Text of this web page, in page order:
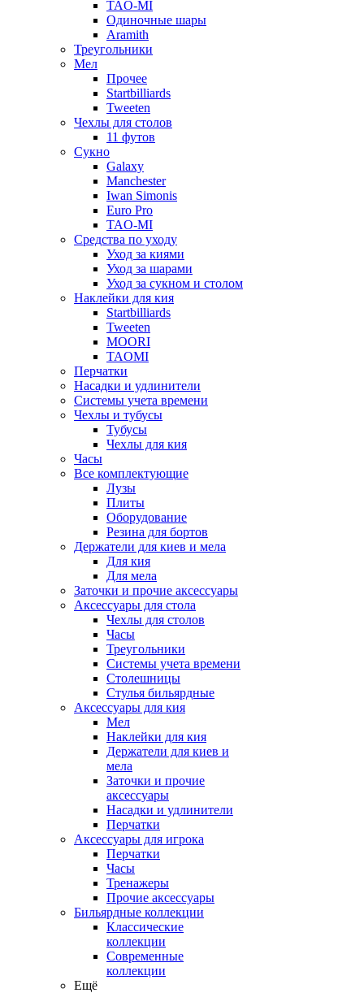
TAO-MI
Одиночные шары
Aramith
Треугольники
Мел
Прочее
Startbilliards
Tweeten
Чехлы для столов
11 футов
Сукно
Galaxy
Manchester
Iwan Simonis
Euro Pro
TAO-MI
Средства по уходу
Уход за киями
Уход за шарами
Уход за сукном и столом
Наклейки для кия
Startbilliards
Tweeten
MOORI
TAOMI
Перчатки
Насадки и удлинители
Системы учета времени
Чехлы и тубусы
Тубусы
Чехлы для кия
Часы
Все комплектующие
Лузы
Плиты
Оборудование
Резина для бортов
Держатели для киев и мела
Для кия
Для мела
Заточки и прочие аксессуары
Аксессуары для стола
Чехлы для столов
Часы
Треугольники
Системы учета времени
Столешницы
Стулья бильярдные
Аксессуары для кия
Мел
Наклейки для кия
Держатели для киев и
мела
Заточки и прочие
аксессуары
Насадки и удлинители
Перчатки
Аксессуары для игрока
Перчатки
Часы
Тренажеры
Прочие аксессуары
Бильярдные коллекции
Классические
коллекции
Современные
коллекции
Ещё